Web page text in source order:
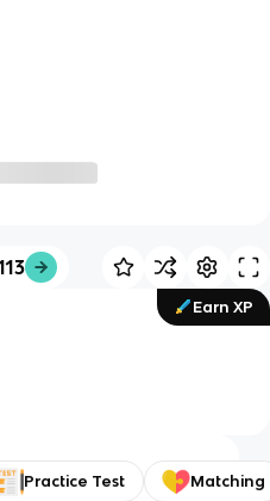
Earn XP
Practice Test Matching